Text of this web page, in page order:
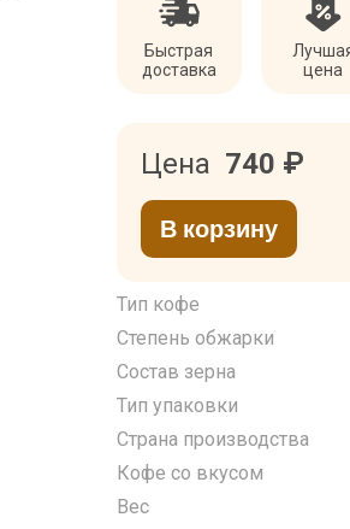
Быстрая
доставка
цена
Цена 740 ₽
В корзину
Тип кофе
Степень обжарки
Состав зерна
Тип упаковки
Страна производства
Кофе со вкусом
Вес